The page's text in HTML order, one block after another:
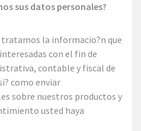
sus datos personales?
tratamos la informacio?n que
con el fin de
contable y fiscal de
como enviar
sobre nuestros productos y
usted haya